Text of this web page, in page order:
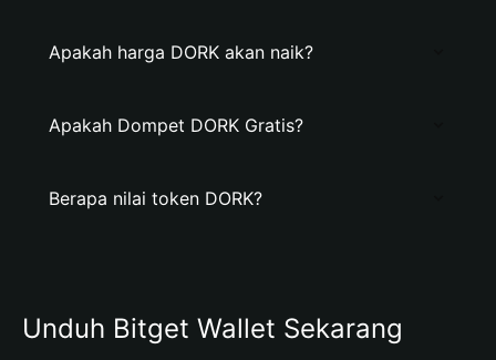
Apakah harga DORK akan naik?
Apakah Dompet DORK Gratis?
Berapa nilai token DORK?
Unduh Bitget Wallet Sekarang